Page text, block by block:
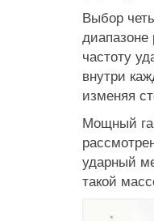
Выбор
частоту
внутри
изменяя
Мощный
ударный
такой